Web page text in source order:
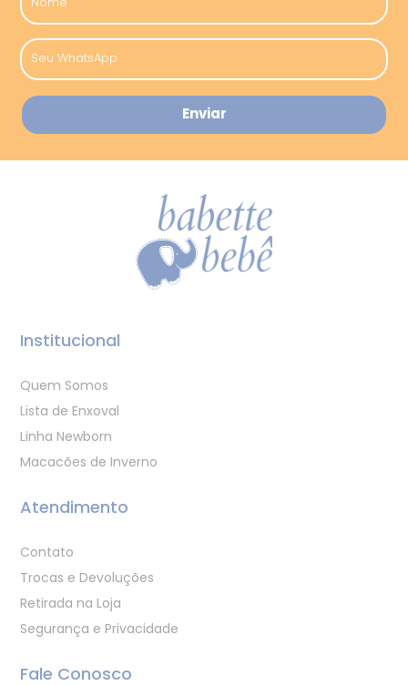
Institucional
Quem Somos
Lista de Enxoval
Linha Newborn
Macacões de Inverno
Atendimento
Contato
Trocas e Devoluções
Retirada na Loja
Segurança e Privacidade
Fale Conosco